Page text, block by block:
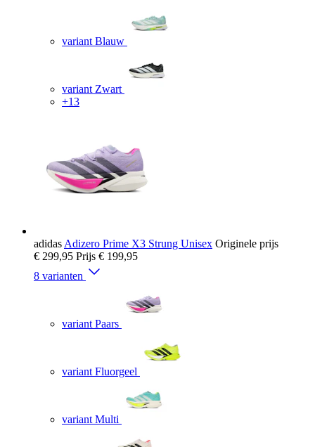
variant Blauw
variant Zwart
+13
adidas Adizero Prime X3 Strung Unisex Originele prijs
€ 299,95 Prijs € 199,95
8 varianten
variant Paars
variant Fluorgeel
variant Multi